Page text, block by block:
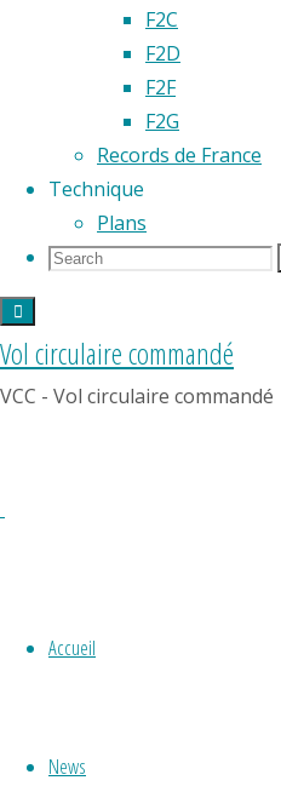
F2C
F2D
F2F
F2G
Records de France
Technique
Plans
Search
Search
Vol circulaire commandé
VCC - Vol circulaire commandé
Accueil
News